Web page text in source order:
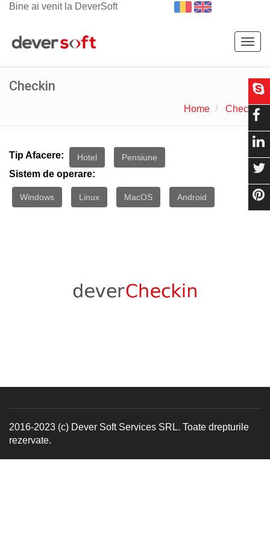
Bine ai venit la DeverSoft
Checkin
Home Checkin
Tip Afacere: Hotel Pensiune
Sistem de operare:
Windows Linux MacOS Android
2016-2023 (c) Dever Soft Services SRL. Toate drepturile
rezervate.